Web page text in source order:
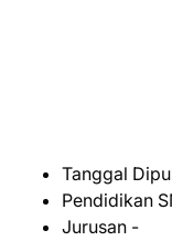
Tanggal
Pendidikan
Jurusan -